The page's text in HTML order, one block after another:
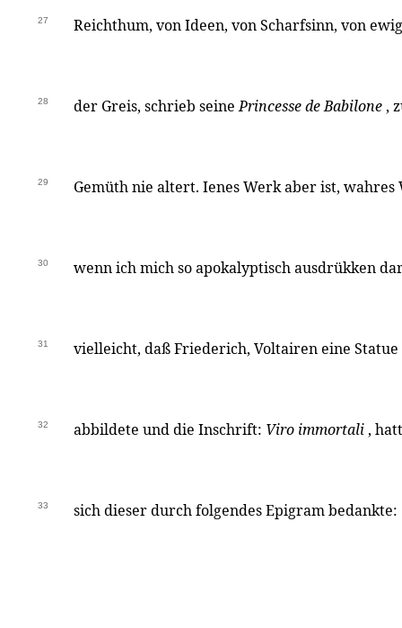
27 Reichthum, von Ideen, von Scharfsinn, von
28 der Greis, schrieb seinePrincesse de Babilone ,
29 Gemüth nie altert. Ienes Werk aber ist, wahres
30 wenn ich mich so apokalyptisch ausdrükken
31 vielleicht, daß Friederich, Voltairen eine
32 abbildete und die Inschrift: Viro immortali ,
33 sich dieser durch folgendes Epigram bedankte: